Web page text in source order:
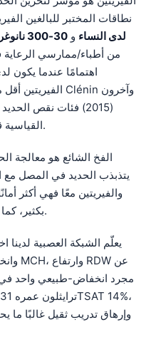
نطاقات المختبر للبالغين
لدى النساء و 30-300 نانوغرام/مل لدى الرجال
من أطباء/ممارسي
اهتمامًا عندما
الفيريتين
(2015) فئات نقص
القياسية قد تفوّت العجز الرياضي المبكر.
الفخ الشائع هو معالجة
يتذبذب الحديد في المصل مع
بكثير،.
مجرد انخفاض-طبيعي واحد في
وإرهاق تدريب ثقيل غالبًا ما